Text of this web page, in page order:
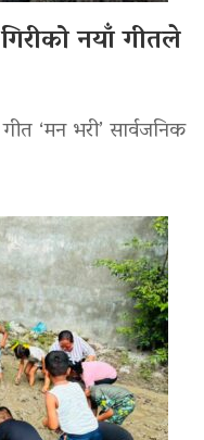
नयाँ गीतले
‘मन भरी’ सार्वजनिक